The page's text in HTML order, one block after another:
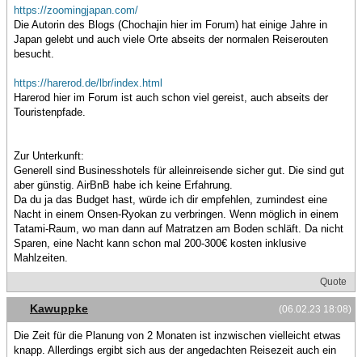
https://zoomingjapan.com/
Die Autorin des Blogs (Chochajin hier im Forum) hat einige Jahre in
Japan gelebt und auch viele Orte abseits der normalen Reiserouten
besucht.
https://harerod.de/lbr/index.html
Harerod hier im Forum ist auch schon viel gereist, auch abseits der
Touristenpfade.
Zur Unterkunft:
Generell sind Businesshotels für alleinreisende sicher gut. Die sind gut
aber günstig. AirBnB habe ich keine Erfahrung.
Da du ja das Budget hast, würde ich dir empfehlen, zumindest eine
Nacht in einem Onsen-Ryokan zu verbringen. Wenn möglich in einem
Tatami-Raum, wo man dann auf Matratzen am Boden schläft. Da nicht
Sparen, eine Nacht kann schon mal 200-300€ kosten inklusive
Mahlzeiten.
Quote
(06.02.23 18:08)
Kawuppke
Die Zeit für die Planung von 2 Monaten ist inzwischen vielleicht etwas
knapp. Allerdings ergibt sich aus der angedachten Reisezeit auch ein